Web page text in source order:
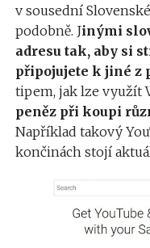
v sousední
podobně. Jinými
adresu tak, aby si
připojujete k jiné z
tipem, jak lze využít
peněz při koupi
Například takový
končinách stojí